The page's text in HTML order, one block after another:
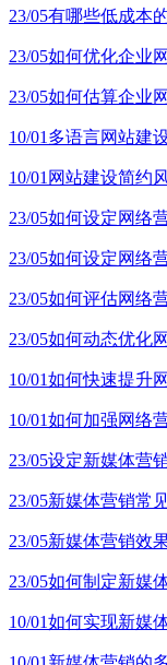
23/05有哪些低成本
23/05如何优化企业
23/05如何估算企业
10/01 多语言网站建
10/01 网站建设简约
23/05如何设定网络
23/05如何设定网络
23/05如何评估网络
23/05如何动态优化
10/01如何快速提升
10/01如何加强网络
23/05设定新媒体营
23/05新媒体营销常
23/05新媒体营销效
23/05如何制定新媒
10/01如何实现新媒